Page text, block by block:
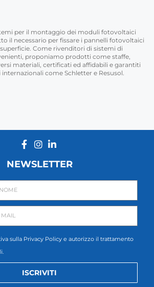
per il montaggio dei moduli fotovoltaici
il necessario per fissare i pannelli fotovoltaici
Come rivenditori di sistemi di
proponiamo prodotti come staffe,
materiali, certificati ed affidabili e garantiti
come Schletter e Resusol.
NEWSLETTER
sulla Privacy Policy e autorizzo il trattamento
ISCRIVITI